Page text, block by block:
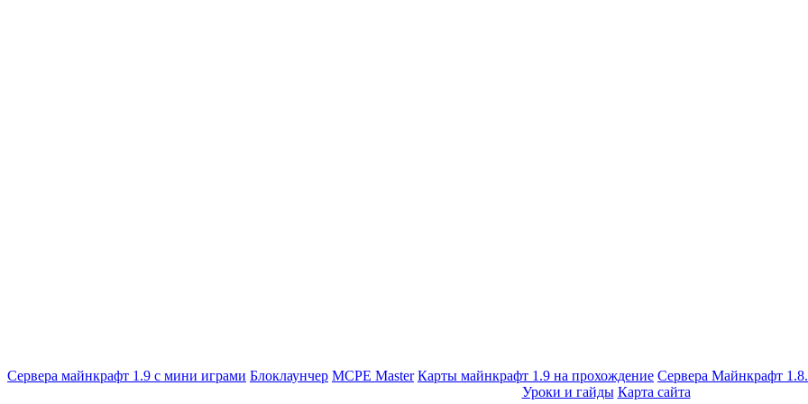
Сервера майнкрафт 1.9 с мини играми Блоклаунчер MCPE Master Карты майнкрафт 1.9 на прохождение Сервера Майнкрафт
Уроки и гайды Карта сайта